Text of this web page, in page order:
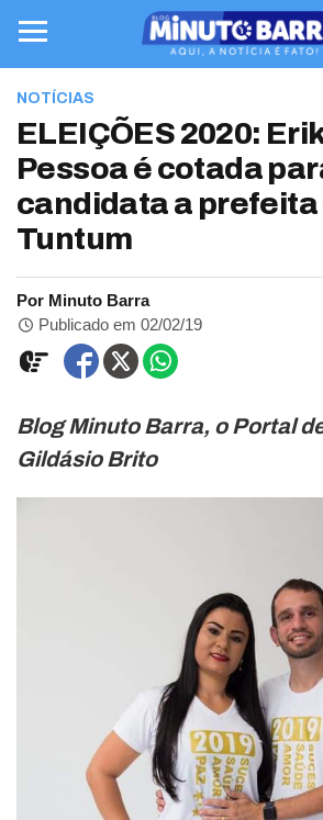
NOTÍCIAS
ELEIÇÕES 2020:
Pessoa é cotada
candidata a prefeita
Tuntum
Por Minuto Barra
Publicado em 02/02/19
Blog Minuto Barra, o Portal
Gildásio Brito